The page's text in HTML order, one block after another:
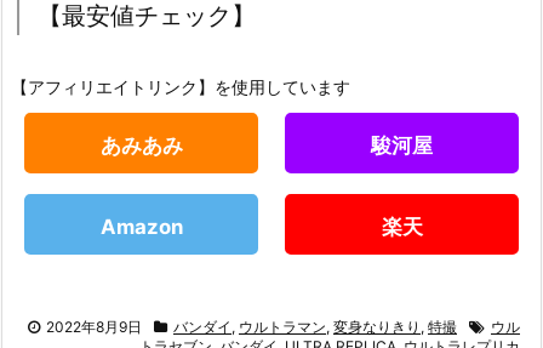
【最安値チェック】
【アフィリエイトリンク】を使用しています
あみあみ 駿河屋
Amazon 楽天
2022年8月9日 バンダイ , ウルトラマン, 変身なりきり , 特撮
ウル